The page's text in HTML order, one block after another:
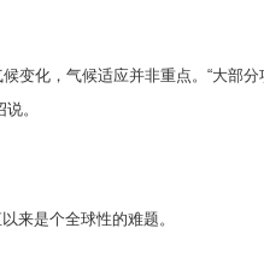
变化，气候适应并非重点。“大部
。
来是个全球性的难题。